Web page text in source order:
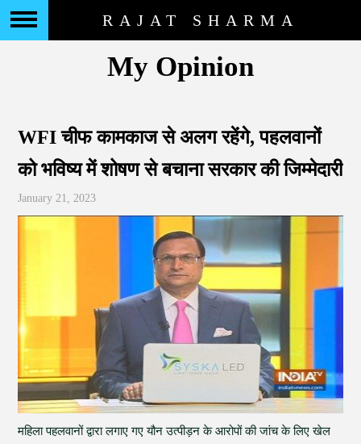
RAJAT SHARMA
My Opinion
WFI चीफ कामकाज से अलग रहेंगे, पहलवानों
को भविष्य में शोषण से बचाना सरकार की जिम्मेदारी
January 21, 2023
महिला पहलवानों द्वारा लगाए गए यौन उत्पीड़न के आरोपों की जांच के लिए खेल